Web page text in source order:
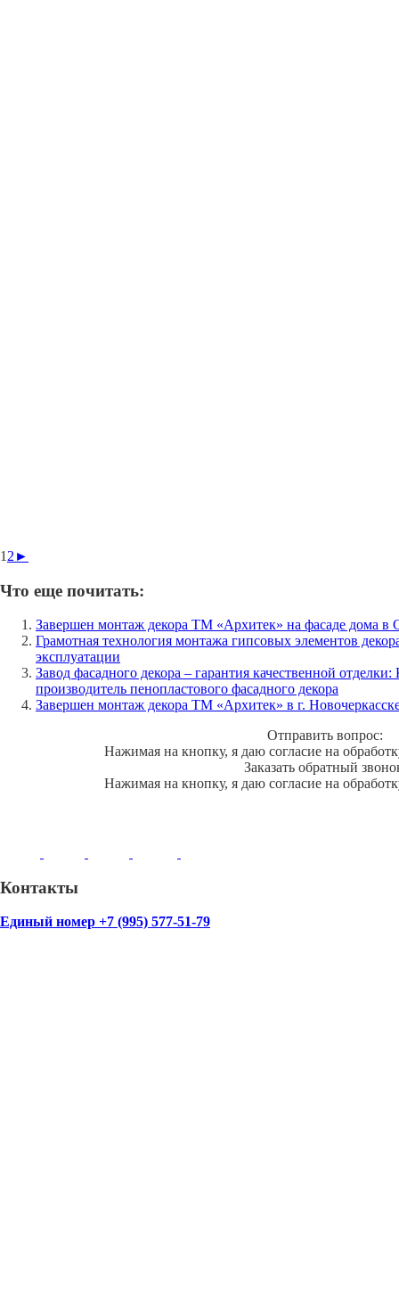
1 2 ►
Что еще почитать:
Завершен монтаж декора ТМ «Архитек» на фасаде дома в
Грамотная технология монтажа гипсовых элементов
эксплуатации
Завод фасадного декора – гарантия качественной
производитель пенопластового фасадного декора
Завершен монтаж декора ТМ «Архитек» в г.
Отправить вопрос:
Нажимая на кнопку, я даю согласие на
Заказать обратный
Нажимая на кнопку, я даю согласие на
Контакты
Единый номер +7 (995) 577-51-79